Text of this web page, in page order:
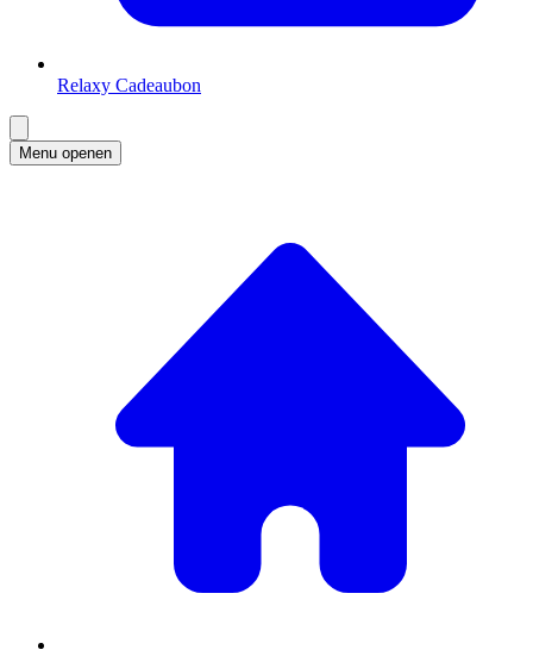
Relaxy Cadeaubon
Menu openen